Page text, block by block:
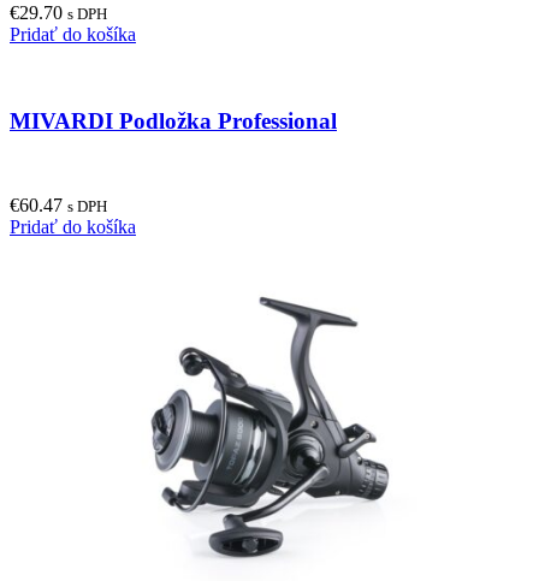
€29.70 s DPH
Pridať do košíka
MIVARDI Podložka Professional
€60.47 s DPH
Pridať do košíka